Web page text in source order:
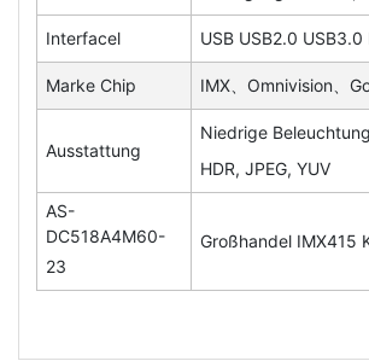
Interfacel USB USB2.0 USB3.0
Marke Chip IMX、Omnivision、
Ausstattung
Niedrige
HDR, JPEG, YUV
AS-
DC518A4M60-
23
Großhandel IMX415